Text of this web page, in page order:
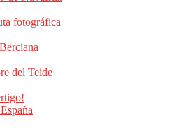
fotográfica
del Teide